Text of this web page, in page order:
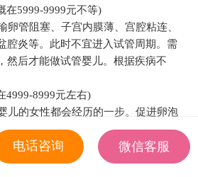
5999-9999元不等)
管阻塞、子宫内膜薄、宫腔粘连、
腔炎等。此时不宜进入试管周期。需
然后才能做试管婴儿。根据疾病不
8999元左右)
儿的女性都会经历的一步。促进卵泡
受孕的概率。根据医院的和促排药物
元左右)
电话咨询
微信客服